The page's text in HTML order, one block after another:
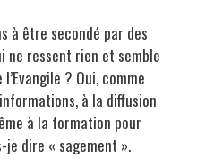
à être secondé par des
ne ressent rien et semble
? Oui, comme
à la diffusion
à la formation pour
je dire « sagement ».